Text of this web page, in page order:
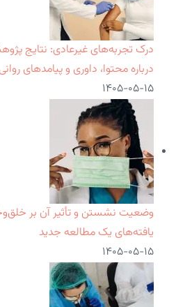
درباره محتوا، داوری و پیامدهای روانی
۱۴۰۵-۰۵-۱۵
وضعیت نشستن و تأثیر آن بر
یافته‌های یک مطالعه جدید
۱۴۰۵-۰۵-۱۵